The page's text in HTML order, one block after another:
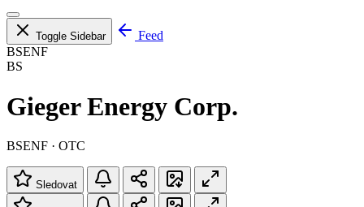
Toggle Sidebar
Feed
BSENF
BS
Gieger Energy Corp.
BSENF · OTC
Sledovat